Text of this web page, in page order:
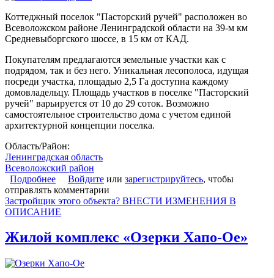
Коттеджный поселок "Пасторский ручей" расположен во
Всеволожском районе Ленинградской области на 39-м км
Средневыборгского шоссе, в 15 км от КАД.
Покупателям предлагаются земельные участки как с
подрядом, так и без него. Уникальная лесополоса, идущая
посреди участка, площадью 2,5 Га доступна каждому
домовладельцу. Площадь участков в поселке "Пасторский
ручей" варьируется от 10 до 29 соток. Возможно
самостоятельное строительство дома с учетом единой
архитектурной концепции поселка.
Область/Район:
Ленинградская область
Всеволожский район
Подробнее о Коттеджный поселок «Пасторский ручей»
Войдите или зарегистрируйтесь, чтобы
отправлять комментарии
Застройщик этого объекта? ВНЕСТИ ИЗМЕНЕНИЯ В
ОПИСАНИЕ
Жилой комплекс «Озерки Хапо-Ое»